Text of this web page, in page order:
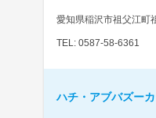
愛知県稲沢市祖父江町
TEL: 0587-58-6361
ハチ・アブバズー